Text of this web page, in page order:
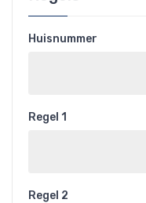
Huisnummer
Regel 1
Regel 2